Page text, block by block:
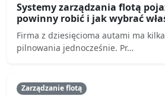
Systemy zarządzania flotą
powinny robić i jak wybrać
Firma z dziesięcioma autami ma
pilnowania jednocześnie. Pr…
Zarządzanie flotą